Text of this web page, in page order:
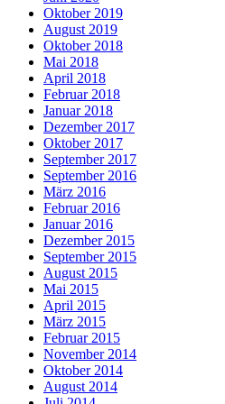
Oktober 2019
August 2019
Oktober 2018
Mai 2018
April 2018
Februar 2018
Januar 2018
Dezember 2017
Oktober 2017
September 2017
September 2016
März 2016
Februar 2016
Januar 2016
Dezember 2015
September 2015
August 2015
Mai 2015
April 2015
März 2015
Februar 2015
November 2014
Oktober 2014
August 2014